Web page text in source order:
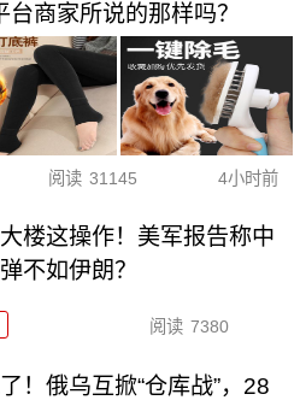
商家所说的那样吗？
阅读 31145 4小时前
楼这操作！美军报告称中
不如伊朗？
阅读 7380
！俄乌互掀“仓库战”，28